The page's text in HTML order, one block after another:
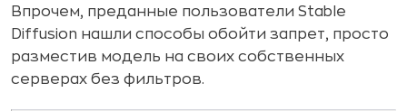
Впрочем, преданные пользователи Stable
Diffusion нашли способы обойти запрет, просто
разместив модель на своих собственных
серверах без фильтров.